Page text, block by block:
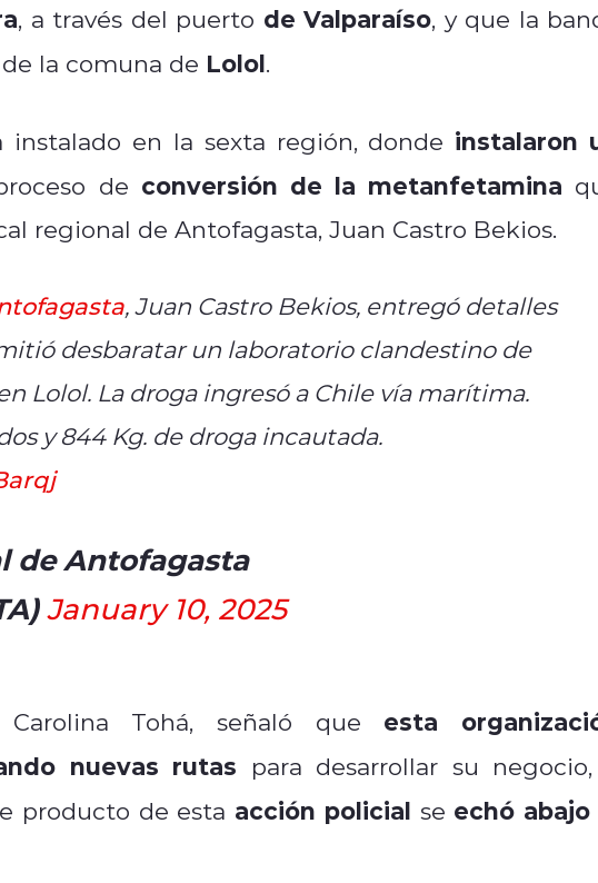
, a través del puerto de Valparaíso, y que la
la comuna de Lolol.
instalado en la sexta región, donde instalaron
de conversión de la metanfetamina
regional de Antofagasta, Juan Castro Bekios.
, Juan Castro Bekios, entregó detalles
desbaratar un laboratorio clandestino de
Lolol. La droga ingresó a Chile vía marítima.
y 844 Kg. de droga incautada.
de Antofagasta
January 10, 2025
Tohá, señaló que esta
nuevas rutas para desarrollar su
producto de esta acción policial se echó abajo